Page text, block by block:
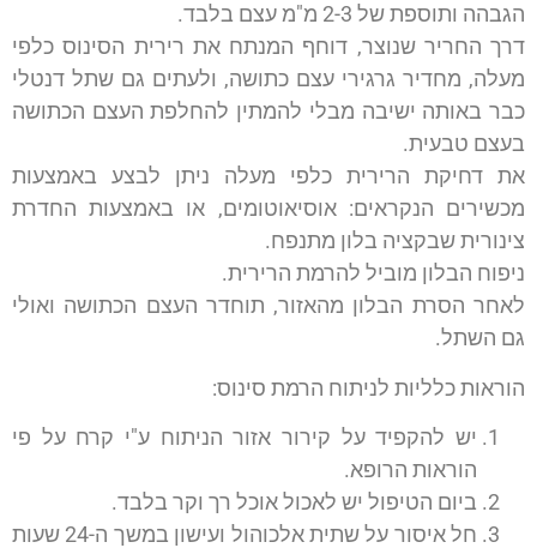
הגבהה ותוספת של 2-3 מ"מ עצם בלבד.
דרך החריר שנוצר, דוחף המנתח את רירית הסינוס כלפי
מעלה, מחדיר גרגירי עצם כתושה, ולעתים גם שתל דנטלי
כבר באותה ישיבה מבלי להמתין להחלפת העצם הכתושה
בעצם טבעית.
את דחיקת הרירית כלפי מעלה ניתן לבצע באמצעות
מכשירים הנקראים: אוסיאוטומים, או באמצעות החדרת
צינורית שבקציה בלון מתנפח.
ניפוח הבלון מוביל להרמת הרירית.
לאחר הסרת הבלון מהאזור, תוחדר העצם הכתושה ואולי
גם השתל.
הוראות כלליות לניתוח הרמת סינוס:
יש להקפיד על קירור אזור הניתוח ע"י קרח על פי
הוראות הרופא.
ביום הטיפול יש לאכול אוכל רך וקר בלבד.
חל איסור על שתית אלכוהול ועישון במשך ה-24 שעות